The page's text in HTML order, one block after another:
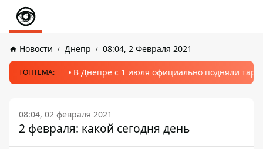
Новости Днепр 08:04, 2 Февраля 2021
ТОПТЕМА: В Днепре с 1 июля официально подняли
08:04, 02 февраля 2021
2 февраля: какой сегодня день